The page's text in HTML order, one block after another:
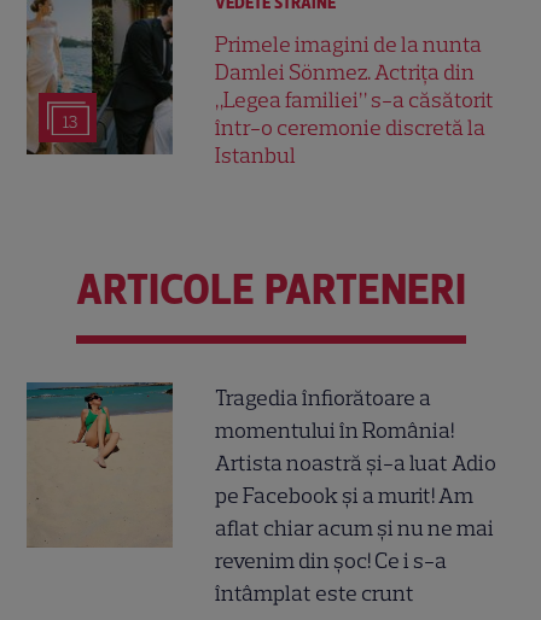
13
Primele imagini de la nunta
Damlei Sönmez. Actrița din
„Legea familiei” s-a căsătorit
într-o ceremonie discretă la
Istanbul
ARTICOLE PARTENERI
Tragedia înfiorătoare a
momentului în România!
Artista noastră și-a luat Adio
pe Facebook și a murit! Am
aflat chiar acum și nu ne mai
revenim din șoc! Ce i s-a
întâmplat este crunt